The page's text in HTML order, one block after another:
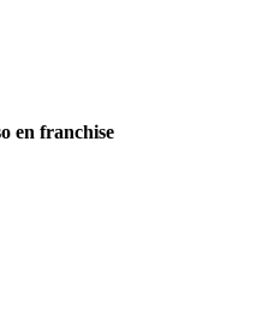
en franchise